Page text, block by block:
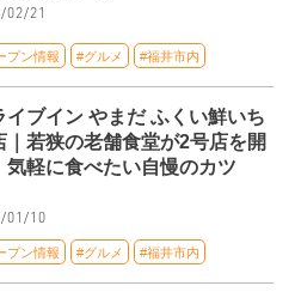
02/21
プン情報 #グルメ #福井市内
イブイン やまだ ふくい鮮いち
｜若狭の老舗食堂が2号店を開
気軽に食べたい自慢のカツ
01/10
プン情報 #グルメ #福井市内